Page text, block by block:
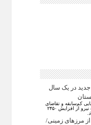
جدید در یک سال
کم‌سابقه و تقاضای
حداکثری مواجه است، معاون برق و انرژی وزارت نیرو از افزایش ۲۴۵۰
اربعین از مرزهای زمینی/